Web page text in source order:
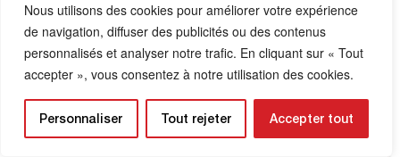
Nous utilisons des cookies pour améliorer votre expérience
de navigation, diffuser des publicités ou des contenus
personnalisés et analyser notre trafic. En cliquant sur « Tout
accepter », vous consentez à notre utilisation des cookies.
Personnaliser Tout rejeter Accepter tout